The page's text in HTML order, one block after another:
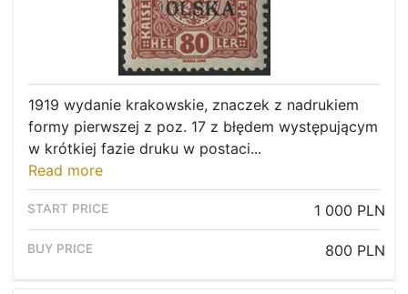
1919 wydanie krakowskie, znaczek z nadrukiem
formy pierwszej z poz. 17 z błędem występującym
w krótkiej fazie druku w postaci...
Read more
1 000 PLN
800 PLN